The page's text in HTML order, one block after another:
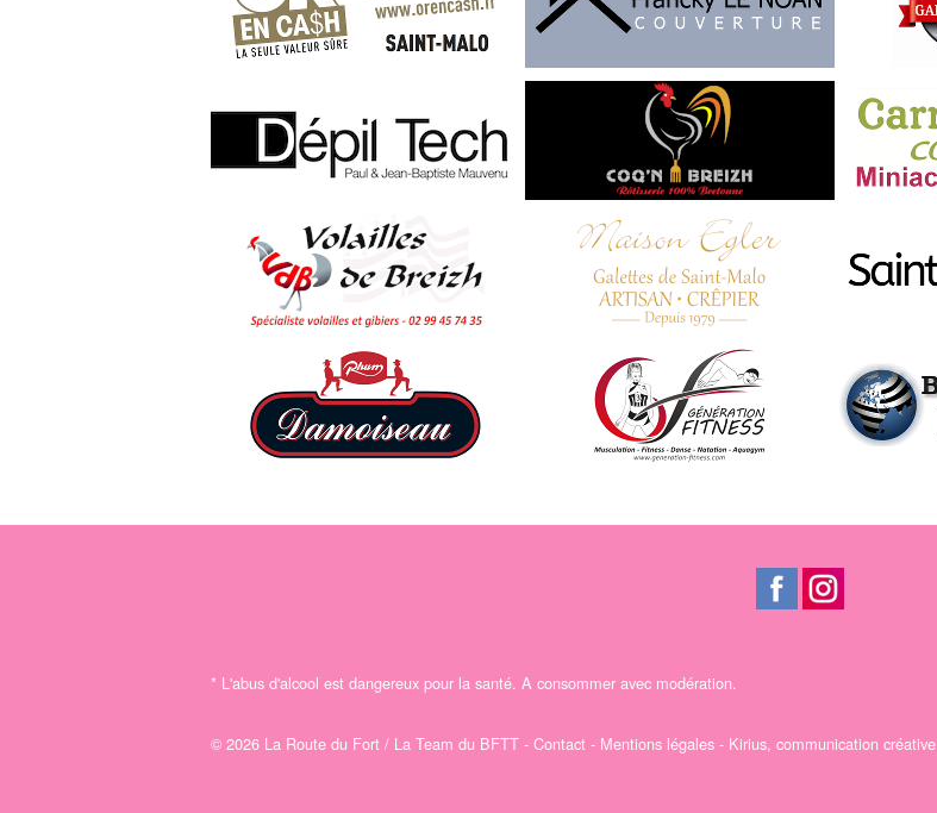
* L'abus d'alcool est dangereux pour la santé. A consommer avec modération.
© 2026 La Route du Fort / La Team du BFTT - Contact - Mentions légales - Kirius, communication créative